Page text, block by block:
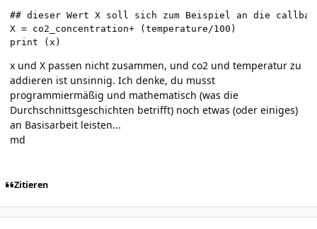
## dieser Wert X soll sich zum Beispiel an die
X = co2_concentration+ (temperature/100)
print (x)
x und X passen nicht zusammen, und co2 und temperatur zu
addieren ist unsinnig. Ich denke, du musst
programmiermäßig und mathematisch (was die
Durchschnittsgeschichten betrifft) noch etwas (oder einiges)
an Basisarbeit leisten...
md
Zitieren